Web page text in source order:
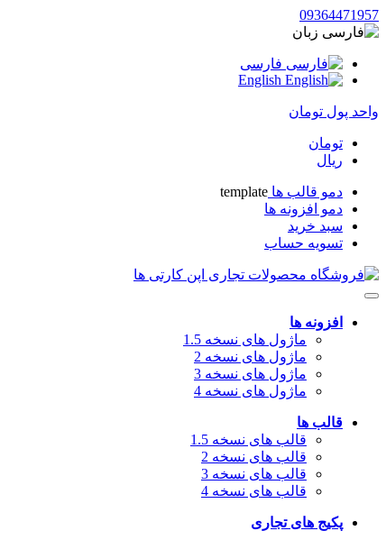
09364471957
زبان
فارسی
واحد پول تومان
تومان
ریال
دمو قالب ها template
دمو افزونه ها
سبد خرید
تسویه حساب
افزونه ها
ماژول های نسخه 1.5
ماژول های نسخه 2
ماژول های نسخه 3
ماژول های نسخه 4
قالب ها
قالب های نسخه 1.5
قالب های نسخه 2
قالب های نسخه 3
قالب های نسخه 4
پکیج های تجاری